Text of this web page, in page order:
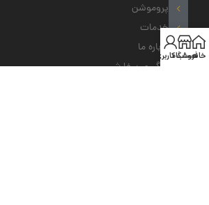
پروموشن
خدمات
درباره ما
پیگیری سفارش
خانهفروشگاه
حساب کاربری من